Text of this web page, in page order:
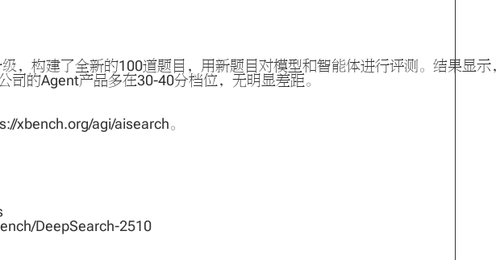
，构建了全新的100道题目，用新题目对模型和智能体进行评测。结果显示
的Agent产品多在30-40分档位，无明显差距。
xbench.org/agi/aisearch。
DeepSearch-2510